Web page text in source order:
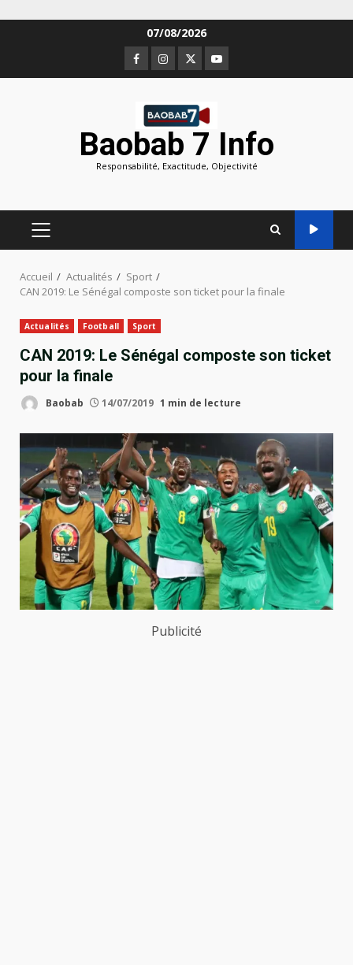
07/08/2026
Facebook
Instagram
TwitterYoutube
Baobab 7 Info
Responsabilité, Exactitude, Objectivité
MENU
PRINCIPAL
Accueil Actualités
Sport
CAN 2019: Le Sénégal composte son ticket pour la finale
Actualités Football Sport
CAN 2019: Le Sénégal composte son ticket
pour la finale
Baobab 14/07/2019 1 min de lecture
Publicité